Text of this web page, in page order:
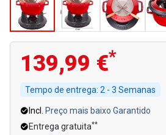
139,99 €*
Tempo de entrega: 2 - 3 Semanas
Incl.
Preço mais baixo Garantido
Entrega gratuita**